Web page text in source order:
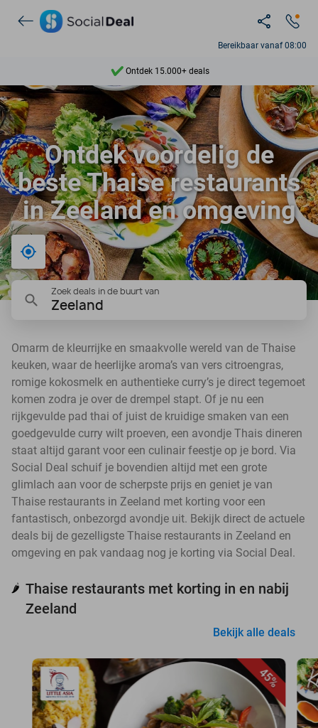
Bereikbaar vanaf 08:00
Ontdek 15.000+ deals
7 dagen per week beschikbaar
10+ miljoen leden
9,4
Ontdek 15.000+ deals
Ontdek voordelig de
beste Thaise restaurants
in Zeeland en omgeving
Bij mij in de buurt
Zoek deals in de buurt van
Zeeland
Omarm de kleurrijke en smaakvolle wereld van de Thaise
keuken, waar de heerlijke aroma’s van vers citroengras,
romige kokosmelk en authentieke curry’s je direct tegemoet
komen zodra je over de drempel stapt. Of je nu een
rijkgevulde pad thai of juist de kruidige smaken van een
goedgevulde curry wilt proeven, een avondje Thais dineren
staat altijd garant voor een culinair feestje op je bord. Via
Social Deal schuif je bovendien altijd met een grote
glimlach aan voor de scherpste prijs en geniet je van
Thaise restaurants in Zeeland met korting voor een
fantastisch, onbezorgd avondje uit. Bekijk direct de actuele
deals bij de gezelligste Thaise restaurants in Zeeland en
omgeving en pak vandaag nog je korting via Social Deal.
🌶️ Thaise restaurants met korting in en nabij
Zeeland
Bekijk alle deals
45%